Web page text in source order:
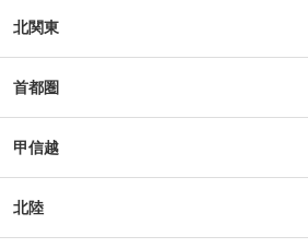
北関東
首都圏
甲信越
北陸